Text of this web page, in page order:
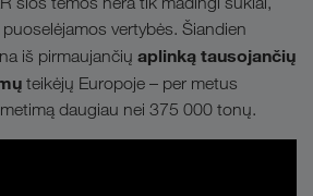
vertybės. Šiandien
iš pirmaujančių aplinką tausojančių
teikėjų Europoje – per metus
daugiau nei 375 000 tonų.